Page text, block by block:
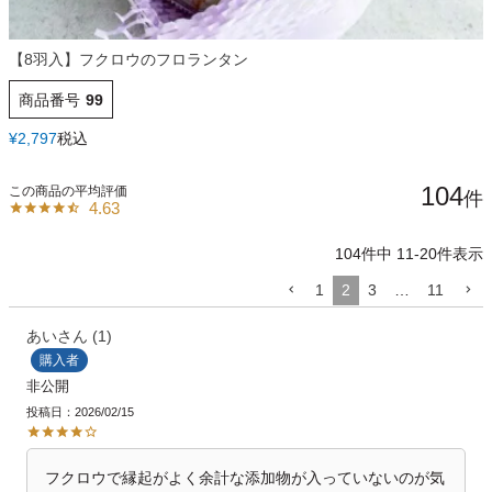
【8羽入】フクロウのフロランタン
商品番号 99
¥2,797税込
4.63 104
104件中 11-20件表示
1 2 3 11
あい 1
購入者
非公開
投稿日 2026/02/15
フクロウで縁起がよく余計な添加物が入っていないのが気